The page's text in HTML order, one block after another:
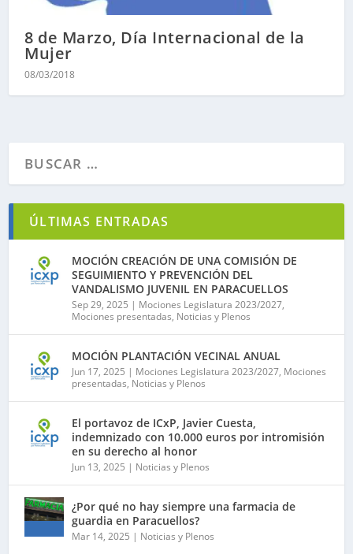
8 de Marzo, Día Internacional de la
Mujer
08/03/2018
ÚLTIMAS ENTRADAS
MOCIÓN CREACIÓN DE UNA COMISIÓN DE
SEGUIMIENTO Y PREVENCIÓN DEL
VANDALISMO JUVENIL EN PARACUELLOS
Sep 29, 2025 | Mociones Legislatura 2023/2027,
Mociones presentadas, Noticias y Plenos
MOCIÓN PLANTACIÓN VECINAL ANUAL
Jun 17, 2025 | Mociones Legislatura 2023/2027, Mociones
presentadas, Noticias y Plenos
El portavoz de ICxP, Javier Cuesta,
indemnizado con 10.000 euros por intromisión
en su derecho al honor
Jun 13, 2025 | Noticias y Plenos
¿Por qué no hay siempre una farmacia de
guardia en Paracuellos?
Mar 14, 2025 | Noticias y Plenos